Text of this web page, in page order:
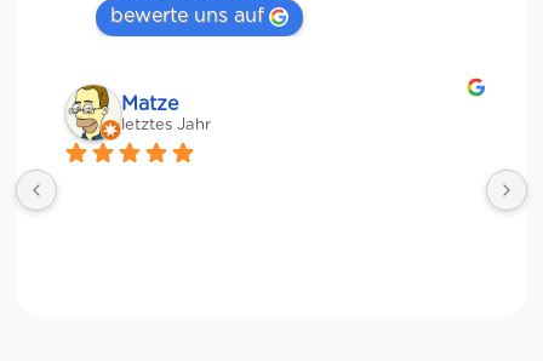
bewerte uns auf
Matze
letztes Jahr